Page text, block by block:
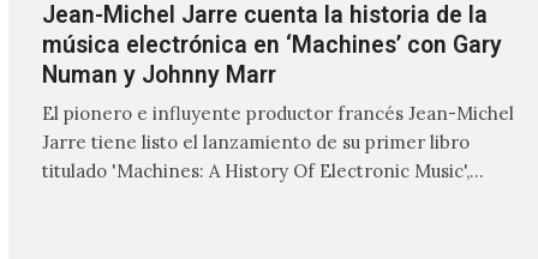
Jean-Michel Jarre cuenta la historia de la
música electrónica en ‘Machines’ con Gary
Numan y Johnny Marr
El pionero e influyente productor francés Jean-Michel
Jarre tiene listo el lanzamiento de su primer libro
titulado 'Machines: A History Of Electronic Music',